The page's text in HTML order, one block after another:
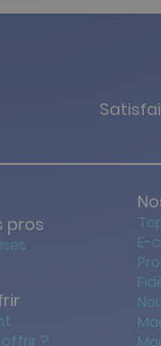
pros
offrir ?
E-